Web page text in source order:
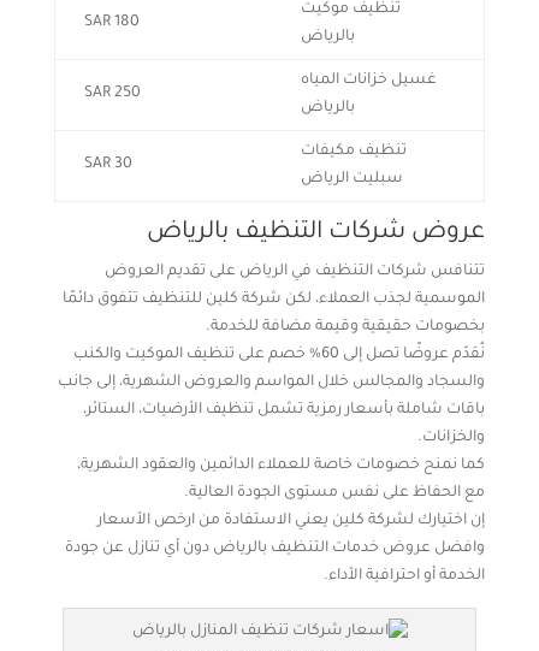
تنظيف موكيت
بالرياض
180 SAR
غسيل خزانات المياه
بالرياض
250 SAR
تنظيف مكيفات
سبليت الرياض
30 SAR
عروض شركات التنظيف بالرياض
تتنافس شركات التنظيف في الرياض على تقديم العروض
الموسمية لجذب العملاء، لكن شركة كلين للتنظيف تتفوق دائمًا
بخصومات حقيقية وقيمة مضافة للخدمة.
نُقدّم عروضًا تصل إلى 60% خصم على تنظيف الموكيت والكنب
والسجاد والمجالس خلال المواسم والعروض الشهرية، إلى جانب
باقات شاملة بأسعار رمزية تشمل تنظيف الأرضيات، الستائر،
والخزانات.
كما نمنح خصومات خاصة للعملاء الدائمين والعقود الشهرية،
مع الحفاظ على نفس مستوى الجودة العالية.
إن اختيارك لشركة كلين يعني الاستفادة من ارخص الأسعار
وافضل عروض خدمات التنظيف بالرياض دون أي تنازل عن جودة
الخدمة أو احترافية الأداء.